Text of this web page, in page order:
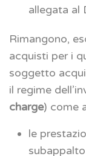
allegata al
Rimangono,
acquisti per i
soggetto
il regime
charge) come
le